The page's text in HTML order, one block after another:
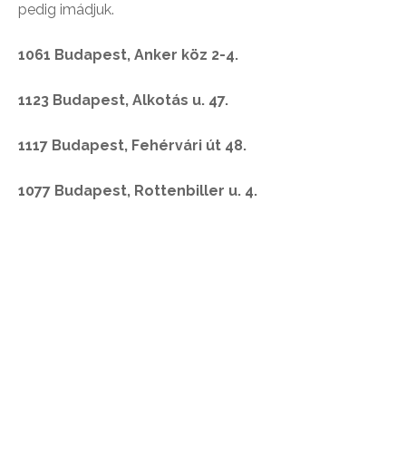
pedig imádjuk.
1061 Budapest, Anker köz 2-4.
1123 Budapest, Alkotás u. 47.
1117 Budapest, Fehérvári út 48.
1077 Budapest, Rottenbiller u. 4.